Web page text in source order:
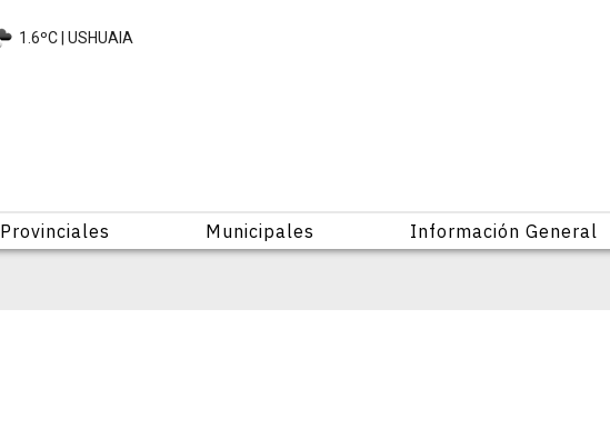
1.6ºC | USHUAIA
Provinciales Municipales Información General